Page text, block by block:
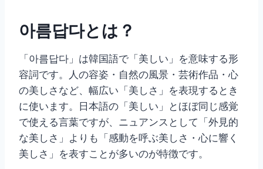
아름답다とは？
「아름답다」は韓国語で「美しい」を意味する形
容詞です。人の容姿・自然の風景・芸術作品・心
の美しさなど、幅広い「美しさ」を表現するとき
に使います。日本語の「美しい」とほぼ同じ感覚
で使える言葉ですが、ニュアンスとして「外見的
な美しさ」よりも「感動を呼ぶ美しさ・心に響く
美しさ」を表すことが多いのが特徴です。